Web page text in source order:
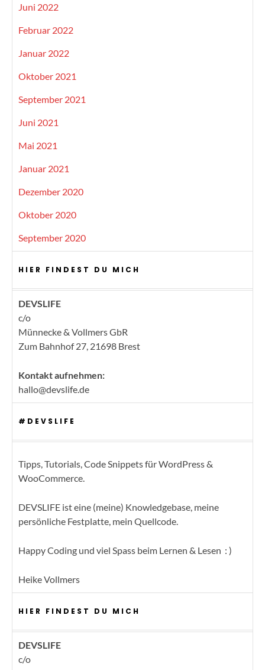
Juni 2022
Februar 2022
Januar 2022
Oktober 2021
September 2021
Juni 2021
Mai 2021
Januar 2021
Dezember 2020
Oktober 2020
September 2020
HIER FINDEST DU MICH
DEVSLIFE
c/o
Münnecke & Vollmers GbR
Zum Bahnhof 27, 21698 Brest
Kontakt aufnehmen:
hallo@devslife.de
#DEVSLIFE
Tipps, Tutorials, Code Snippets für WordPress &
WooCommerce.
DEVSLIFE ist eine (meine) Knowledgebase, meine
persönliche Festplatte, mein Quellcode.
Happy Coding und viel Spass beim Lernen & Lesen : )
Heike Vollmers
HIER FINDEST DU MICH
DEVSLIFE
c/o